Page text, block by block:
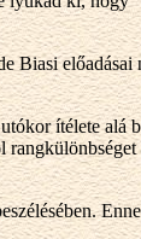
Biasi előadásai
ítélete alá